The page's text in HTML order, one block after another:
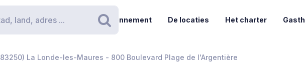
Zoeken
Abonnement De locaties Het charter
La Londe-les-Maures - 800 Boulevard Plage de l'Argentière